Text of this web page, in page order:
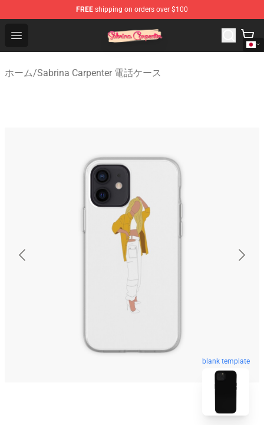
FREE shipping on orders over $100
Open menu
Sabrina Carpenter Shop - Official Sabrina Carpenter
ホーム/Sabrina Carpenter 電話ケース
blank template